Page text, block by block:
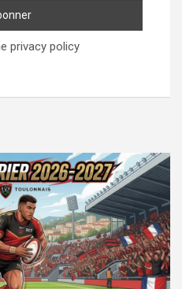
privacy policy